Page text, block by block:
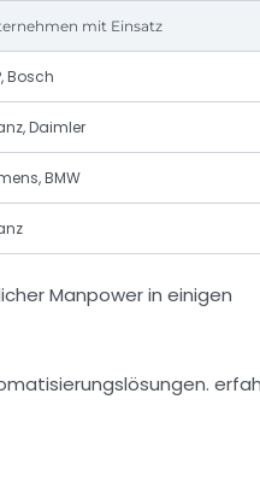
mit Einsatz
Bosch
Daimler
BMW
Manpower in einigen